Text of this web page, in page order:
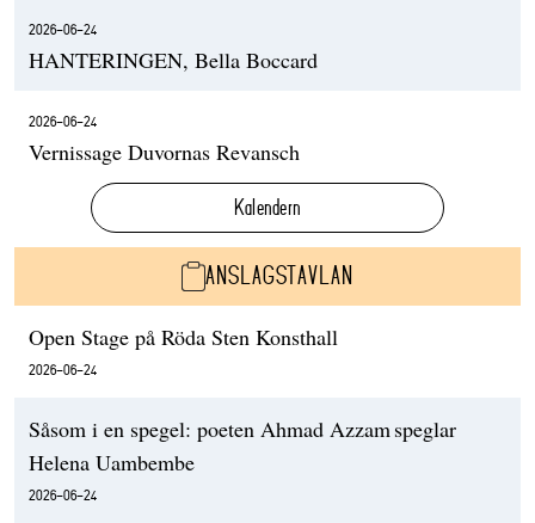
2026-06-24
HANTERINGEN, Bella Boccard
2026-06-24
Vernissage Duvornas Revansch
Kalendern
ANSLAGSTAVLAN
Open Stage på Röda Sten Konsthall
2026-06-24
Såsom i en spegel: poeten Ahmad Azzam speglar
Helena Uambembe
2026-06-24